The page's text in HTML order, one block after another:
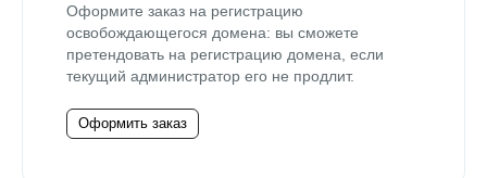
Оформите заказ на регистрацию
освобождающегося домена: вы сможете
претендовать на регистрацию домена, если
текущий администратор его не продлит.
Оформить заказ